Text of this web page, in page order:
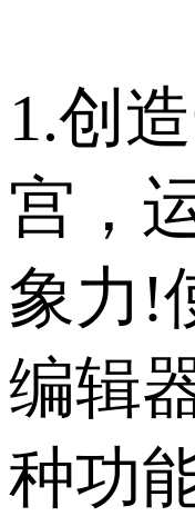
1.创
宫，
象力!
编辑
种功